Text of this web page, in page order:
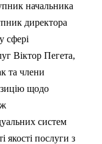
начальника
директора
сфері
Віктор Пегета,
та члени
щодо
систем
якості послуги з